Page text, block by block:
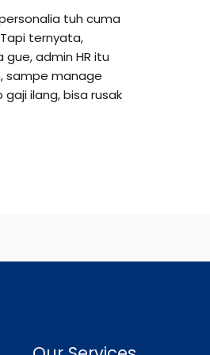
tuh cuma
ternyata,
admin HR itu
sampe manage
ilang, bisa rusak